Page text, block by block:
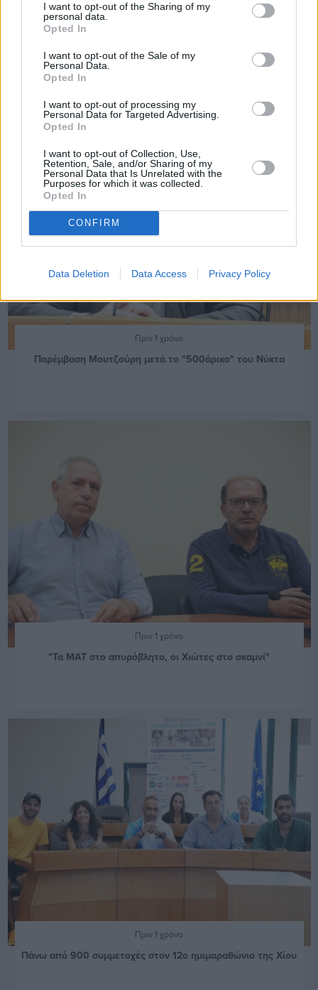
I want to opt-out of the Sharing of my
personal data.
Opted In
I want to opt-out of the Sale of my
Personal Data.
Opted In
I want to opt-out of processing my
Personal Data for Targeted Advertising.
Opted In
I want to opt-out of Collection, Use,
Retention, Sale, and/or Sharing of my
Personal Data that Is Unrelated with the
Purposes for which it was collected.
Opted In
CONFIRM
Data Deletion Data Access Privacy Policy
Εορταστική εκδήλωση και βραβεύσεις στην κοπή της πίτας
του Συνδέσμου Εφέδρων Αξιωματικών Χίου
Πριν 1 χρόνο
Παρέμβαση Μουτζούρη μετά το "500άρικο" του Νύκτα
Πριν 1 χρόνο
"Τα ΜΑΤ στο απυρόβλητο, οι Χιώτες στο σκαμνί"
Πριν 1 χρόνο
Πάνω από 900 συμμετοχές στον 12ο ημιμαραθώνιο της Χίου